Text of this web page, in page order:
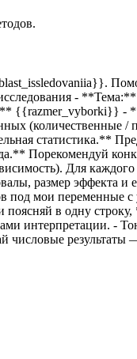
.
- **Тема:**
{{razmer_vyborki}} -
(количественные /
статистика.**
Порекомендуй
Для
размер эффекта
под мои переменные
в одну
интерпретации. -
результаты